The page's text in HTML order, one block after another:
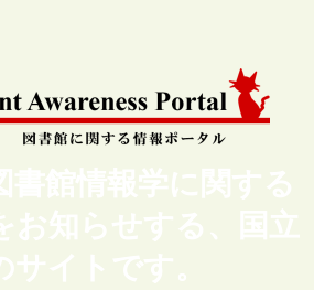
書館情報学に関する
お知らせする、国立
サイトです。